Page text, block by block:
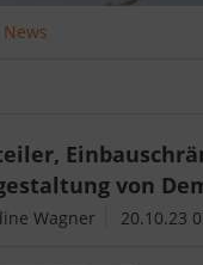
News
von
Wagner 20.10.23